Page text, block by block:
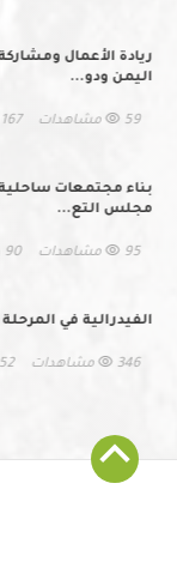
ريادة الأعمال
اليمن ودو...
59 مشاهدات 167 التحميلات
بناء مجتمعات ساحلية
مجلس التع...
95 مشاهدات 90 التحميلات
الفيدرالية في المرحلة
346 مشاهدات 252